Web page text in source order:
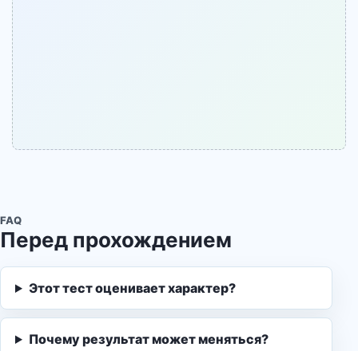
FAQ
Перед прохождением
Этот тест оценивает характер?
Почему результат может меняться?